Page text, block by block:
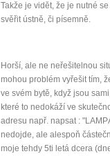
10 tipů
...
Takže je vidět, že je nutné
svěřit ústně, či písemně.
Horší, ale ne neřešitelnou
mohou problém vyřešit tím,
ve svém bytě, když jsou
které to nedokáží ve
adresu např. napsat :
nedojde, ale alespoň
moje tehdy 5ti letá dcera